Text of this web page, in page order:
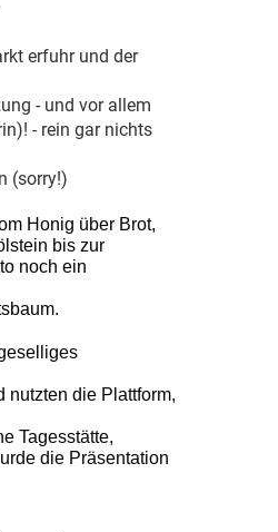
erfuhr und der
- und vor allem
- rein gar nichts
(sorry!)
Honig über Brot,
bis zur
noch ein
nutzten die Plattform,
Tagesstätte,
die Präsentation